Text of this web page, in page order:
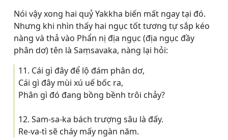
Nói vậy xong hai quỷ Yakkha biến mất ngay tại đó.
Nhưng khi nhìn thấy hai ngục tốt tương tự sắp kéo
nàng và thả vào Phẩn nị địa ngục (địa ngục đầy
phân dơ) tên là Saṃsavaka, nàng lại hỏi:
11. Cái gì đây để lộ đám phân dơ,
Cái gì đây mùi xú uế bốc ra,
Phân gì đó đang bồng bềnh trôi chảy?
12. Sam-sa-ka bách trượng sâu là đấy.
Re-va-tì sẽ cháy mấy ngàn năm.